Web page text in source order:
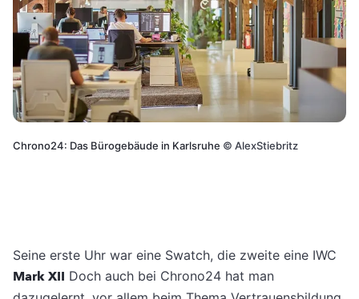
Chrono24: Das Bürogebäude in Karlsruhe © AlexStiebritz
Seine erste Uhr war eine Swatch, die zweite eine IWC
Mark XII Doch auch bei Chrono24 hat man